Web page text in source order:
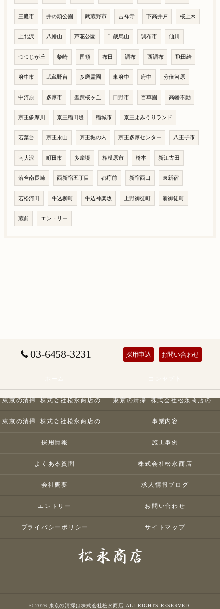
三鷹市 井の頭公園 武蔵野市 吉祥寺 下高井戸 桜上水
上北沢 八幡山 芦花公園 千歳烏山 調布市 仙川
つつじが丘 柴崎 国領 布田 調布 西調布 飛田給
府中市 武蔵野台 多磨霊園 東府中 府中 分倍河原
中河原 多摩市 聖蹟桜ヶ丘 日野市 百草園 高幡不動
京王多摩川 京王稲田堤 稲城市 京王よみうりランド
若葉台 京王永山 京王堀の内 京王多摩センター 八王子市
南大沢 町田市 多摩境 相模原市 橋本 新江古田
落合南長崎 西新宿五丁目 都庁前 新宿西口 東新宿
若松河田 牛込柳町 牛込神楽坂 上野御徒町 新御徒町
蔵前 エントリー
03-6458-3231 採用申込 お問い合わせ
東京の清掃･株式会社松永商店の口コミ情報 東京の清掃･株式会社松永商店の評判
東京の清掃･株式会社松永商店のお客様の声 事業内容
採用情報 施工事例
よくある質問 株式会社松永商店
会社概要 求人情報ブログ
エントリー お問い合わせ
プライバシーポリシー サイトマップ
© 2026 東京の清掃は株式会社松永商店 ALL RIGHTS RESERVED.